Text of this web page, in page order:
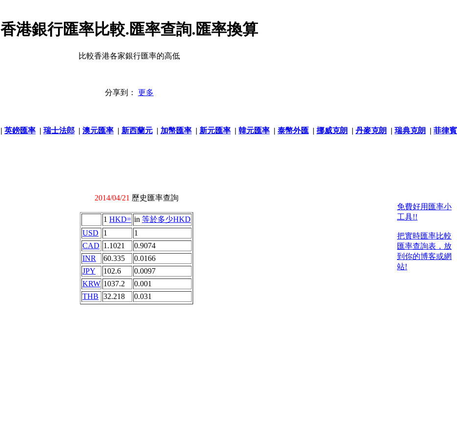
香港銀行匯率比較.匯率查詢.匯率換算
比較香港各家銀行匯率的高低
分享到： 更多
| 英鎊匯率 | 瑞士法郎 | 澳元匯率 | 新西蘭元 | 加幣匯率 | 新元匯率 | 韓元匯率 | 泰幣外匯 | 挪威克朗 | 丹麥克朗 | 瑞典克朗 | 菲律賓
2014/04/21 歷史匯率查詢
1 HKD= in 等於多少HKD
USD
1
1
CAD 1.1021
0.9074
INR
60.335
0.0166
JPY
102.6
0.0097
KRW 1037.2
0.001
THB
32.218 0.031
免費好用匯率小
工具!!
把實時匯率比較
匯率查詢表，放
到你的博客或網
站!